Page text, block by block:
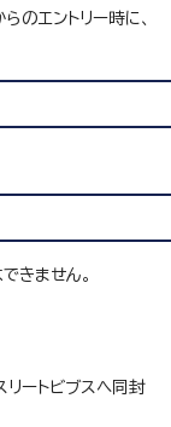
らのエントリー時に、
きません。
ートビブスへ同封